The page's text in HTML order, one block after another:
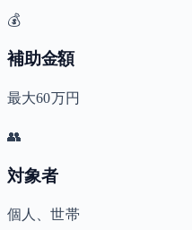
💰
補助金額
最大60万円
👥
対象者
個人、世帯